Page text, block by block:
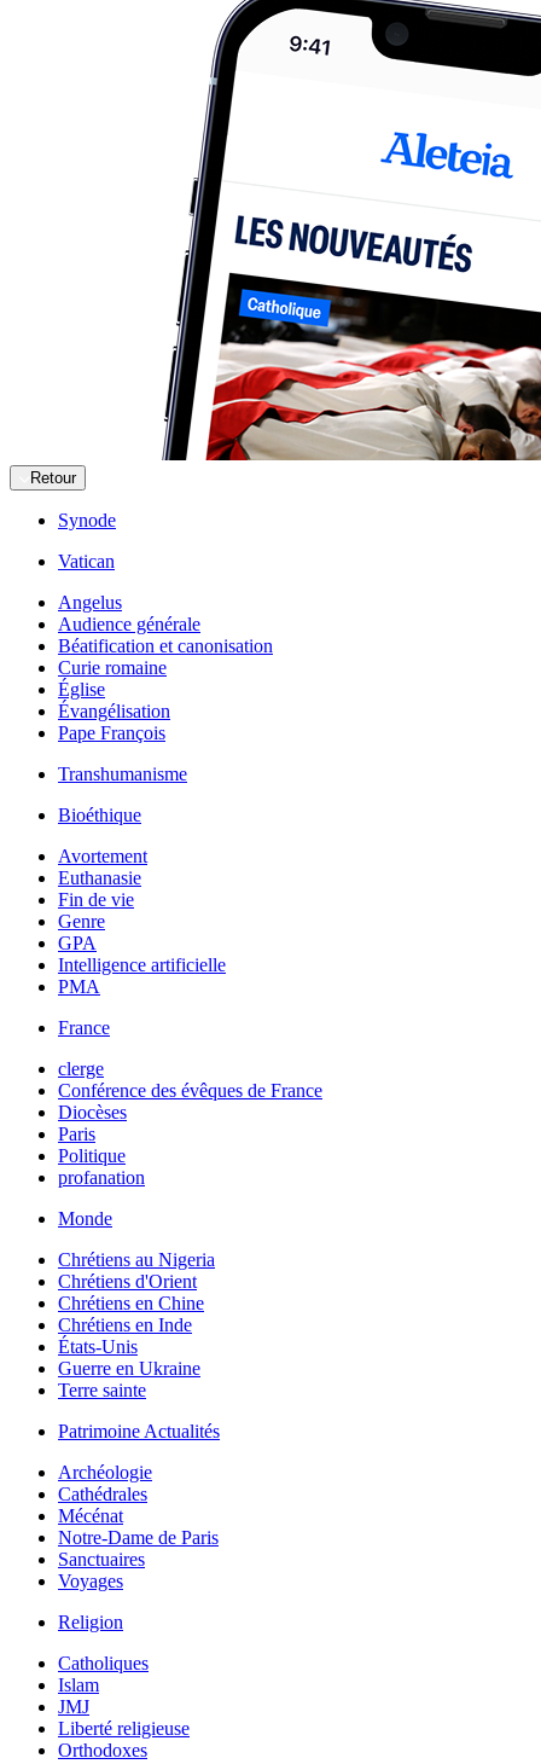
Retour
Synode
Vatican
Angelus
Audience générale
Béatification et canonisation
Curie romaine
Église
Évangélisation
Pape François
Transhumanisme
Bioéthique
Avortement
Euthanasie
Fin de vie
Genre
GPA
Intelligence artificielle
PMA
France
clerge
Conférence des évêques de France
Diocèses
Paris
Politique
profanation
Monde
Chrétiens au Nigeria
Chrétiens d'Orient
Chrétiens en Chine
Chrétiens en Inde
États-Unis
Guerre en Ukraine
Terre sainte
Patrimoine Actualités
Archéologie
Cathédrales
Mécénat
Notre-Dame de Paris
Sanctuaires
Voyages
Religion
Catholiques
Islam
JMJ
Liberté religieuse
Orthodoxes